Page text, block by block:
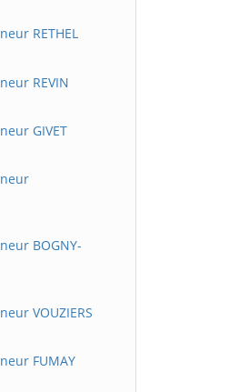
RETHEL
REVIN
GIVET
BOGNY-
VOUZIERS
FUMAY